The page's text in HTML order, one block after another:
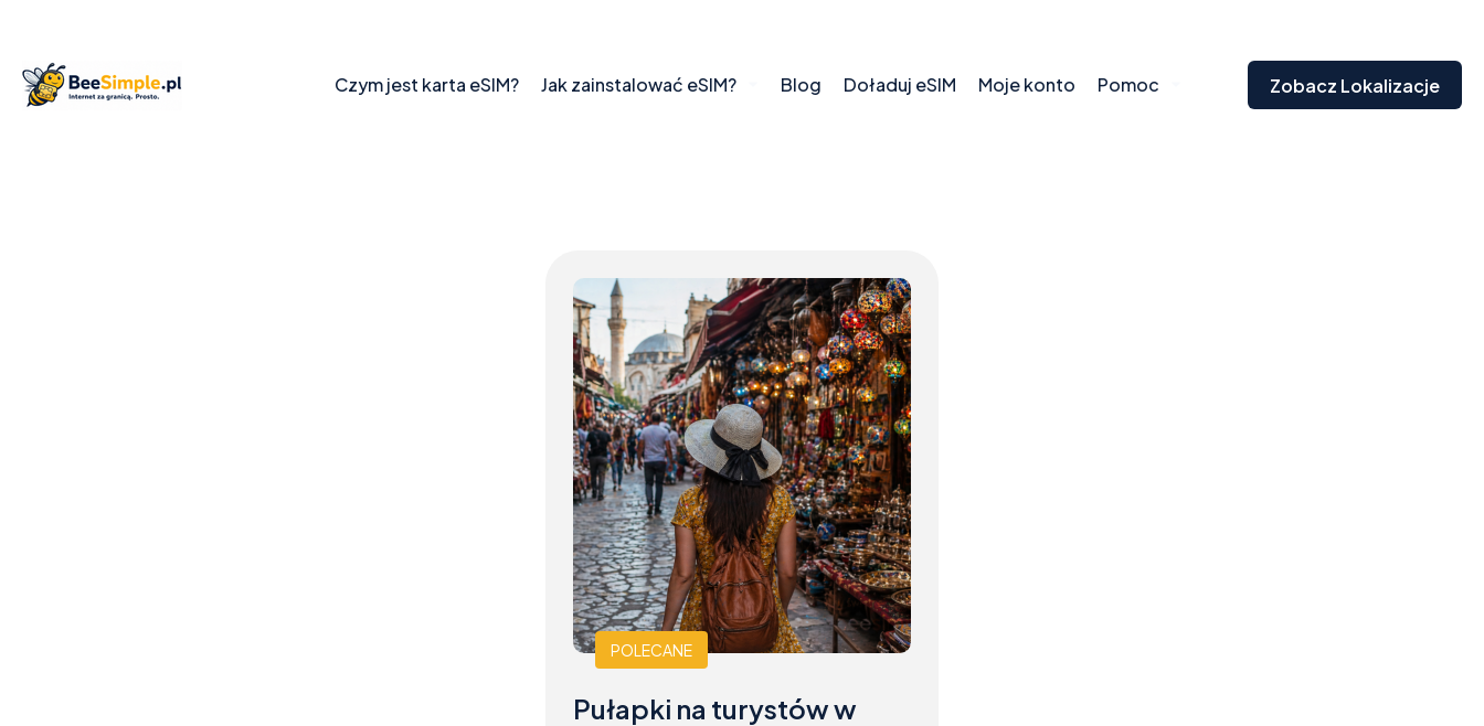
Czym jest karta eSIM? Jak zainstalować eSIM? Blog Doładuj eSIM Moje konto Pomoc Zobacz Lokalizacje
POLECANE
Pułapki na turystów w